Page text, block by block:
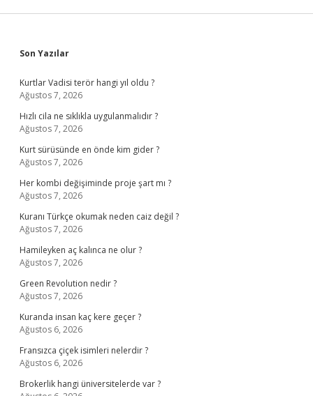
Sidebar
Son Yazılar
Kurtlar Vadisi terör hangi yıl oldu ?
Ağustos 7, 2026
Hızlı cila ne sıklıkla uygulanmalıdır ?
Ağustos 7, 2026
Kurt sürüsünde en önde kim gider ?
Ağustos 7, 2026
Her kombi değişiminde proje şart mı ?
Ağustos 7, 2026
Kuranı Türkçe okumak neden caiz değil ?
Ağustos 7, 2026
Hamileyken aç kalınca ne olur ?
Ağustos 7, 2026
Green Revolution nedir ?
Ağustos 7, 2026
Kuranda insan kaç kere geçer ?
Ağustos 6, 2026
Fransızca çiçek isimleri nelerdir ?
Ağustos 6, 2026
Brokerlik hangi üniversitelerde var ?